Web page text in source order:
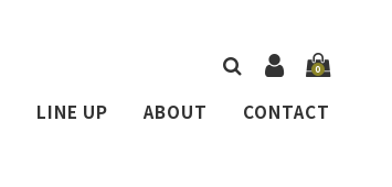
0
LINE UP ABOUT CONTACT